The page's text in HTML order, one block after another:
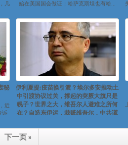
几
始在美国国会做证；哈萨克斯坦也有哈...
秘
近
诉
伊利夏提:疫苗换引渡？埃尔多安推动土
中引渡协议过关，撑起的突厥大旗只是
幌子？世界之大，维吾尔人避难之所何
在？自造东伊运，栽赃维吾尔，中共谎
https://www.youtube.com/watch?
v=Z99hVkXr8kw&feature=yout...
下一页 »